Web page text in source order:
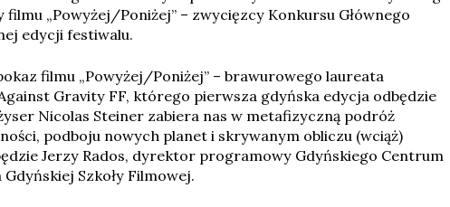
„Powyżej/Poniżej” – zwycięzcy Konkursu Głównego
edycji festiwalu.
filmu „Powyżej/Poniżej” – brawurowego laureata
Gravity FF, którego pierwsza gdyńska edycja odbędzie
Nicolas Steiner zabiera nas w metafizyczną podróż
podboju nowych planet i skrywanym obliczu (wciąż)
Jerzy Rados, dyrektor programowy Gdyńskiego Centrum
Szkoły Filmowej.